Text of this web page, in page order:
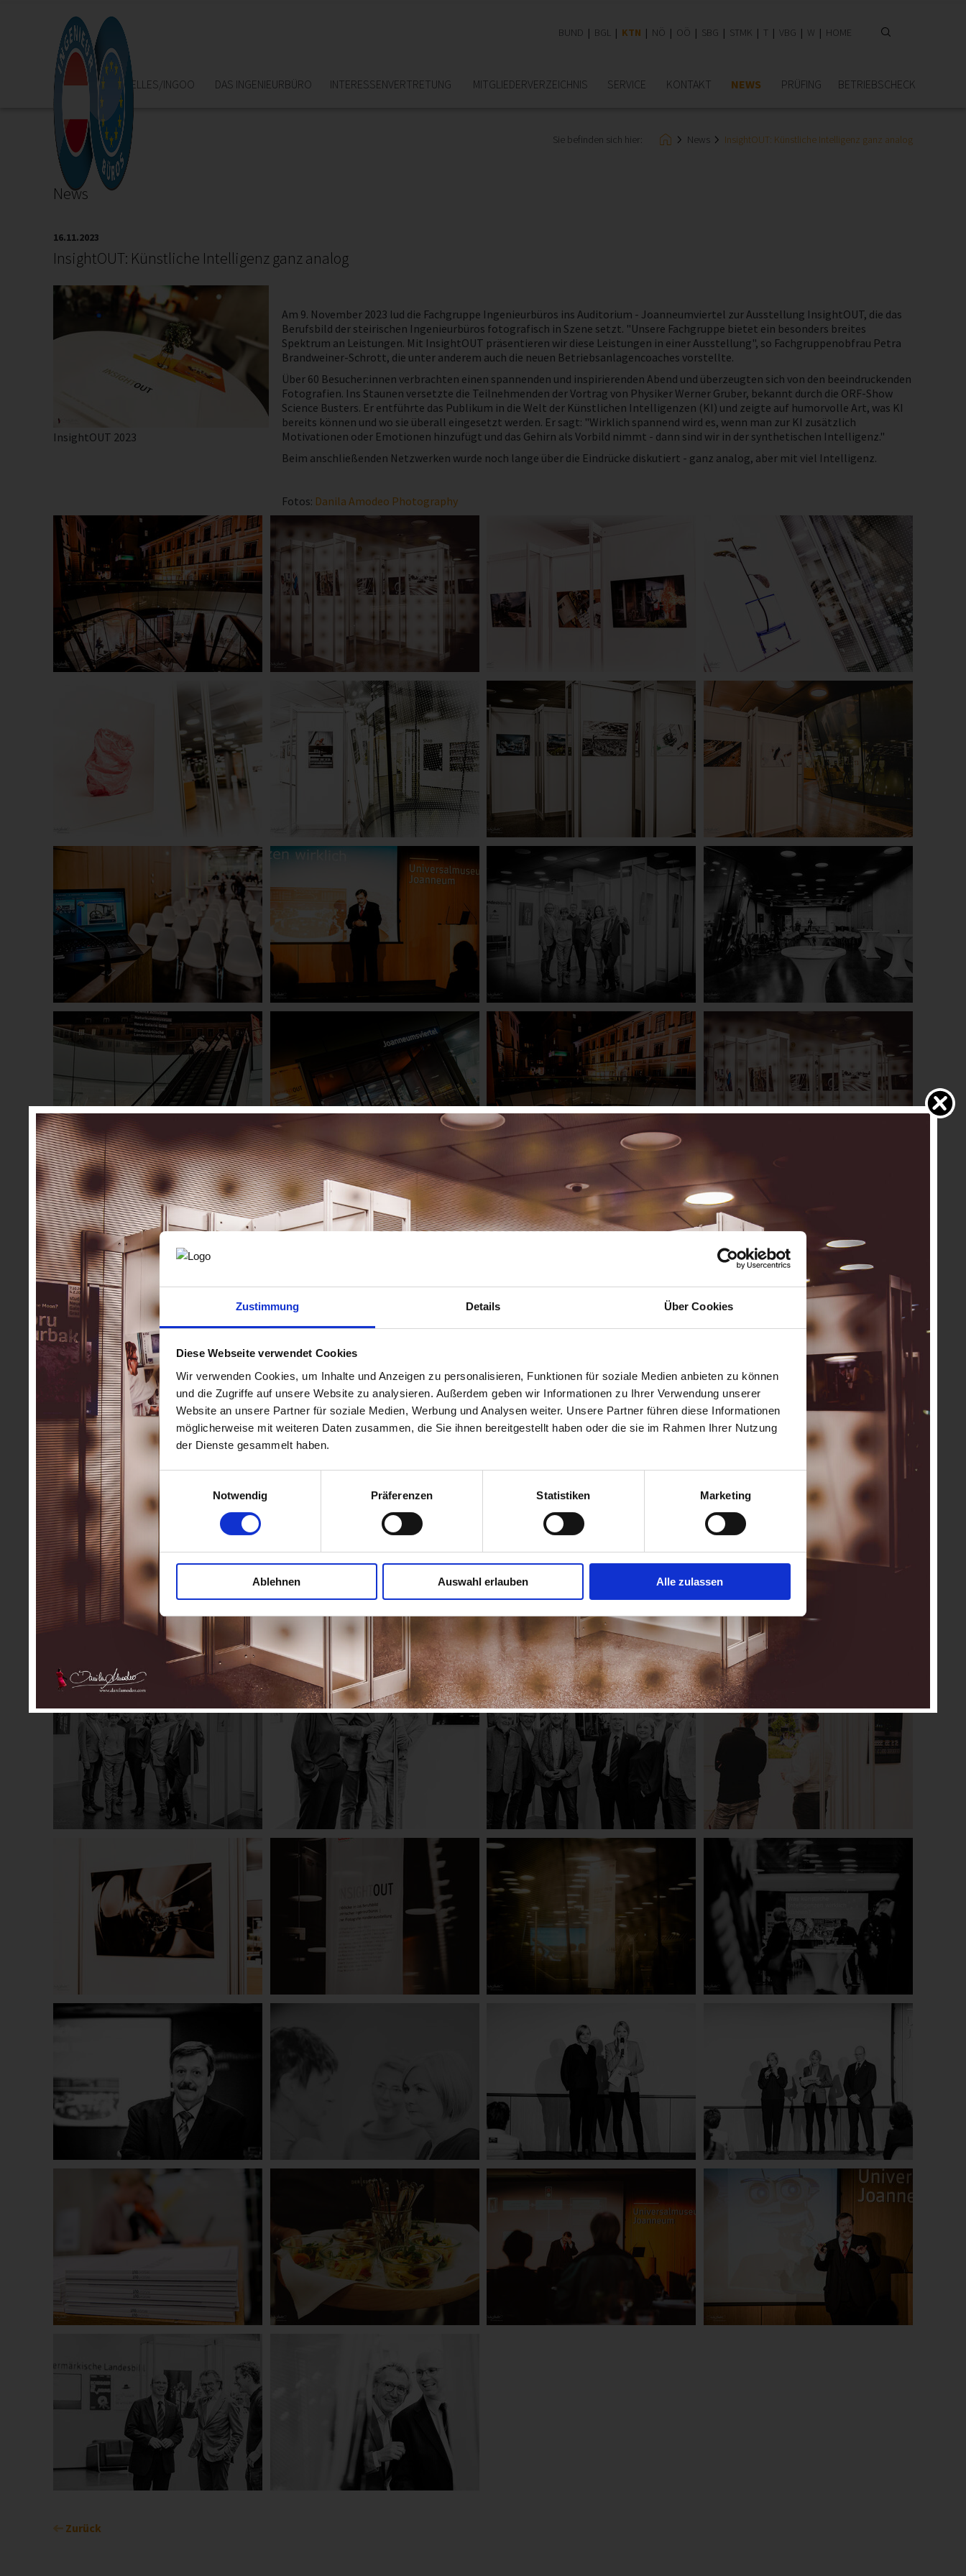
Zustimmung Details Über Cookies
Diese Webseite verwendet Cookies
Wir verwenden Cookies, um Inhalte und Anzeigen zu personalisieren, Funktionen für soziale Medien anbieten zu können
und die Zugriffe auf unsere Website zu analysieren. Außerdem geben wir Informationen zu Ihrer Verwendung unserer
Website an unsere Partner für soziale Medien, Werbung und Analysen weiter. Unsere Partner führen diese Informationen
möglicherweise mit weiteren Daten zusammen, die Sie ihnen bereitgestellt haben oder die sie im Rahmen Ihrer Nutzung
der Dienste gesammelt haben.
Notwendig
Präferenzen Statistiken Marketing
Ablehnen Auswahl erlauben Alle zulassen
BUND BGL KTN NÖ OÖ SBG STMK T VBG W HOME
HOME AKTUELLES/INGOO DAS INGENIEURBÜRO INTERESSEN­VERTRETUNG MITGLIEDER­VERZEICHNIS SERVICE KONTAKT NEWS PRÜFING BETRIEBSCHECK
Sie befinden sich hier: News InsightOUT: Künstliche Intelligenz ganz analog
News
16.11.2023
InsightOUT: Künstliche Intelligenz ganz analog
InsightOUT 2023
Am 9. November 2023 lud die Fachgruppe Ingenieurbüros ins Auditorium - Joanneumviertel zur Ausstellung InsightOUT, die das
Berufsbild der steirischen Ingenieurbüros fotografisch in Szene setzt. "Unsere Fachgruppe bietet ein besonders breites
Spektrum an Leistungen. Mit InsightOUT präsentieren wir diese Leistungen in einer Ausstellung", so Fachgruppenobfrau Petra
Brandweiner-Schrott, die unter anderem auch die neuen Betriebsanlagencoaches vorstellte.
Über 60 Besucher:innen verbrachten einen spannenden und inspirierenden Abend und überzeugten sich von den beeindruckenden
Fotografien. Ins Staunen versetzte die Teilnehmenden der Vortrag von Physiker Werner Gruber, bekannt durch die ORF-Show
Science Busters. Er entführte das Publikum in die Welt der Künstlichen Intelligenzen (KI) und zeigte auf humorvolle Art, was KI
bereits können und wo sie überall eingesetzt werden. Er sagt: "Wirklich spannend wird es, wenn man zur KI zusätzlich
Motivationen oder Emotionen hinzufügt und das Gehirn als Vorbild nimmt - dann sind wir in der synthetischen Intelligenz."
Beim anschließenden Netzwerken wurde noch lange über die Eindrücke diskutiert - ganz analog, aber mit viel Intelligenz.
Fotos: Danila Amodeo Photography
Zurück